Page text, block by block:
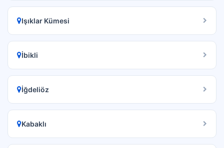
Işıklar Kümesi
İbikli
İğdeliöz
Kabaklı